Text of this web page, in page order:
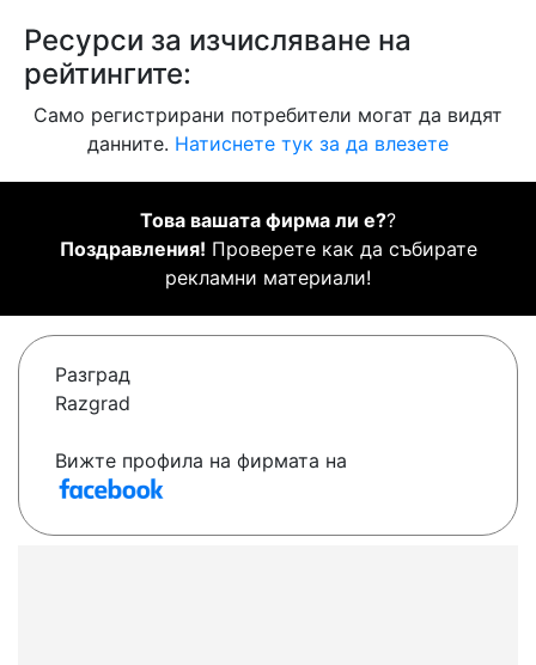
Ресурси за изчисляване на
рейтингите:
Само регистрирани потребители могат да видят
данните. Натиснете тук за да влезете
Това вашата фирма ли е??
Поздравления! Проверете как да събирате
рекламни материали!
Разград
Razgrad
Вижте профила на фирмата на